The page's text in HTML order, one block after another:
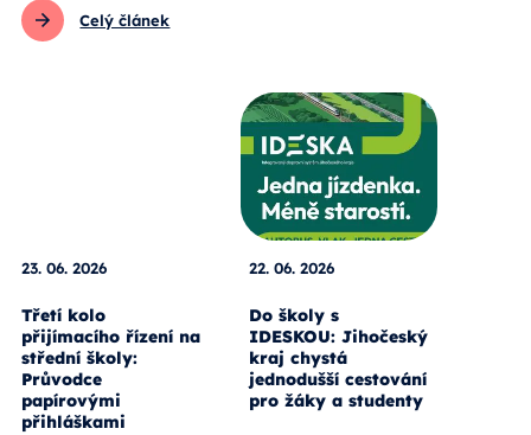
Celý článek
23. 06. 2026
Třetí kolo
přijímacího řízení na
střední školy:
Průvodce
papírovými
přihláškami
22. 06. 2026
Do školy s
IDESKOU: Jihočeský
kraj chystá
jednodušší cestování
pro žáky a studenty